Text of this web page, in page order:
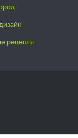
рецепты